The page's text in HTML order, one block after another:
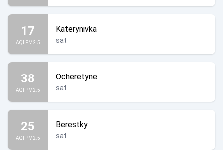
17
AQI PM2.5
Katerynivka
sat
38
AQI PM2.5
Ocheretyne
sat
25
AQI PM2.5
Berestky
sat